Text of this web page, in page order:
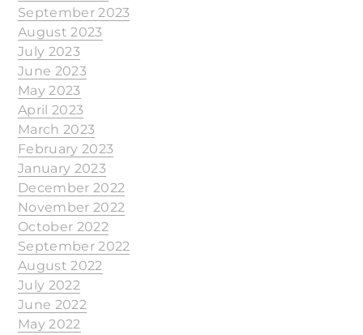
September 2023
August 2023
July 2023
June 2023
May 2023
April 2023
March 2023
February 2023
January 2023
December 2022
November 2022
October 2022
September 2022
August 2022
July 2022
June 2022
May 2022